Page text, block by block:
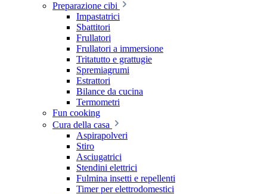
Preparazione cibi
Impastatrici
Sbattitori
Frullatori
Frullatori a immersione
Tritatutto e grattugie
Spremiagrumi
Estrattori
Bilance da cucina
Termometri
Fun cooking
Cura della casa
Aspirapolveri
Stiro
Asciugatrici
Stendini elettrici
Fulmina insetti e repellenti
Timer per elettrodomestici